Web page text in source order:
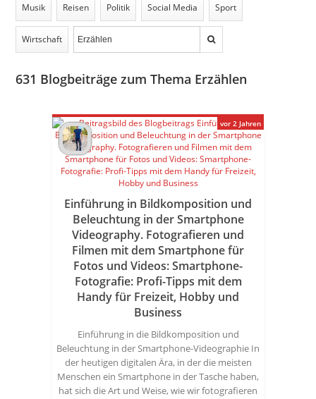
Musik Reisen Politik Social Media Sport
Wirtschaft
631 Blogbeiträge zum Thema Erzählen
Einführung in Bildkomposition und
Beleuchtung in der Smartphone
Videography. Fotografieren und
Filmen mit dem Smartphone für
Fotos und Videos: Smartphone-
Fotografie: Profi-Tipps mit dem
Handy für Freizeit, Hobby und
Business
Einführung in die Bildkomposition und
Beleuchtung in der Smartphone-Videographie In
der heutigen digitalen Ära, in der die meisten
Menschen ein Smartphone in der Tasche haben,
hat sich die Art und Weise, wie wir fotografieren
vor 2 Jahren